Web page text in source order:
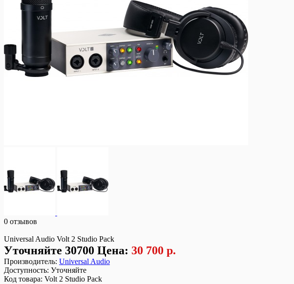
0 отзывов
Universal Audio Volt 2 Studio Pack
Уточняйте 30700 Цена: 30 700 р.
Производитель: Universal Audio
Доступность: Уточняйте
Код товара: Volt 2 Studio Pack